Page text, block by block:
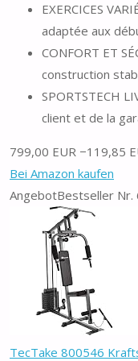
EXERCICES
adaptée aux
CONFORT ET
construction
SPORTSTECH
client et de la
799,00 EUR −119,85
Bei Amazon kaufen
AngebotBestseller Nr.
TecTake 800546